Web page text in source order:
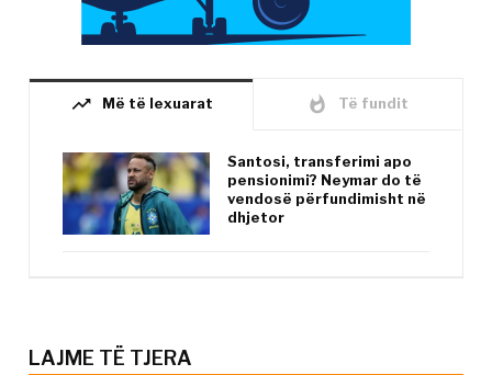
trending_up Më të lexuarat whatshot Të fundit
Santosi, transferimi apo
pensionimi? Neymar do të
vendosë përfundimisht në
dhjetor
LAJME TË TJERA